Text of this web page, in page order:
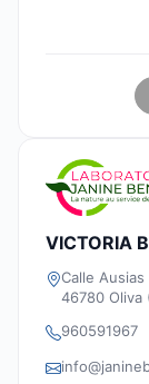
VICTORIA
Calle
46780 Oliva
960591967